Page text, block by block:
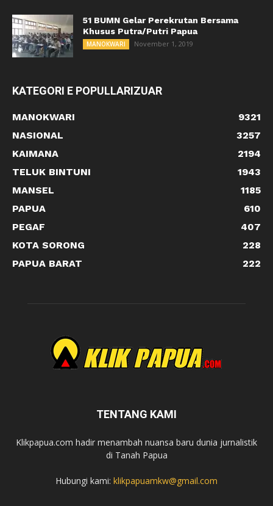
51 BUMN Gelar Perekrutan Bersama
Khusus Putra/Putri Papua
MANOKWARI November 1, 2019
KATEGORI E POPULLARIZUAR
MANOKWARI
9321
NASIONAL
3257
KAIMANA
2194
TELUK BINTUNI
1943
MANSEL
1185
PAPUA
610
PEGAF
407
KOTA SORONG
228
PAPUA BARAT
222
TENTANG KAMI
Klikpapua.com hadir menambah nuansa baru dunia jurnalistik
di Tanah Papua
Hubungi kami: klikpapuamkw@gmail.com